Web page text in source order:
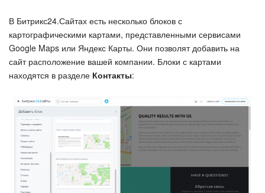
Тарифы и оплата
С чего начать
Вайбкод
Лента Новостей
Задачи
В Битрикс24.Сайтах есть несколько блоков с
картографическими картами, представленными сервисами
Google Maps или Яндекс Карты. Они позволят добавить на
сайт расположение вашей компании. Блоки с картами
находятся в разделе Контакты: